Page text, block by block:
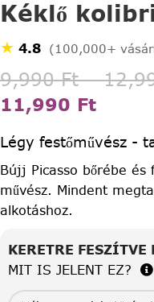
Kéklő
★ 4.8 (100,000+
9,990Ft –
11,990 Ft
Légy festőművész -
Bújj Picasso bőrébe
művész. Mindent
alkotáshoz.
KERETRE FESZÍTVE
MIT IS JELENT EZ?